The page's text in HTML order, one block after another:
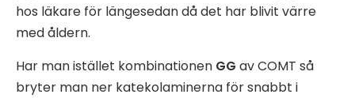
hos läkare för längesedan då det har blivit värre
med åldern.
Har man istället kombinationen GG av COMT så
bryter man ner katekolaminerna för snabbt i